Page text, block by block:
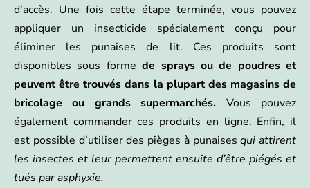
d’accès. Une fois cette étape terminée, vous pouvez
appliquer un insecticide spécialement conçu pour
éliminer les punaises de lit. Ces produits sont
disponibles sous formede sprays ou de poudres et
peuvent être trouvés dans la plupart des magasins de
bricolage ou grands supermarchés. Vous pouvez
également commander ces produits en ligne. Enfin, il
est possible d’utiliser des pièges à punaises qui attirent
les insectes et leur permettent ensuite d’être piégés et
tués par asphyxie.